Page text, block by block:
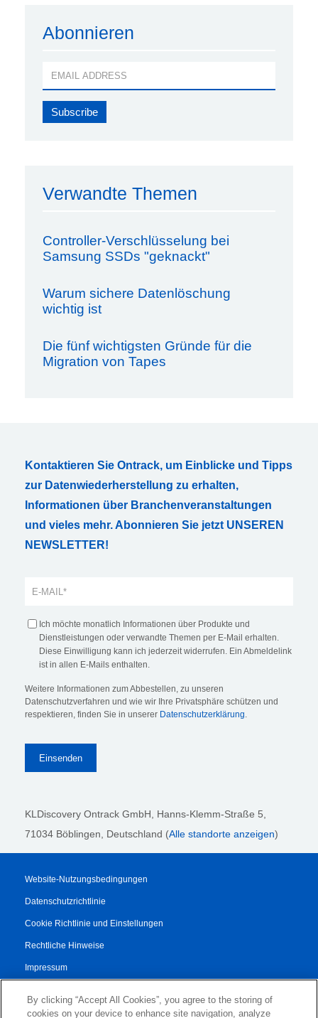
Abonnieren
Verwandte Themen
Controller-Verschlüsselung bei
Samsung SSDs "geknackt"
Warum sichere Datenlöschung
wichtig ist
Die fünf wichtigsten Gründe für die
Migration von Tapes
Kontaktieren Sie Ontrack, um Einblicke und Tipps
zur Datenwiederherstellung zu erhalten,
Informationen über Branchenveranstaltungen
und vieles mehr. Abonnieren Sie jetzt UNSEREN
NEWSLETTER!
Ich möchte monatlich Informationen über Produkte und
Dienstleistungen oder verwandte Themen per E-Mail erhalten.
Diese Einwilligung kann ich jederzeit widerrufen. Ein Abmeldelink
ist in allen E-Mails enthalten.
Weitere Informationen zum Abbestellen, zu unseren
Datenschutzverfahren und wie wir Ihre Privatsphäre schützen und
respektieren, finden Sie in unserer Datenschutzerklärung.
KLDiscovery Ontrack GmbH, Hanns-Klemm-Straße 5
71034 Böblingen , Deutschland (Alle standorte anzeigen)
Website-Nutzungsbedingungen
Datenschutzrichtlinie
Cookie Richtlinie und Einstellungen
Rechtliche Hinweise
Impressum
AGB
By clicking “Accept All Cookies”, you agree to the storing of
cookies on your device to enhance site navigation, analyze